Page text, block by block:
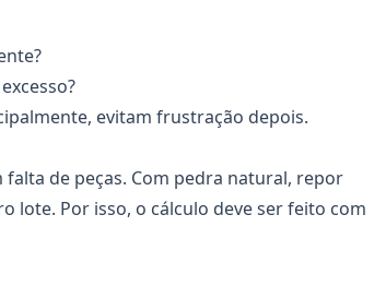
evitam frustração depois.
de peças. Com pedra natural, repor
lote. Por isso, o cálculo deve ser feito com